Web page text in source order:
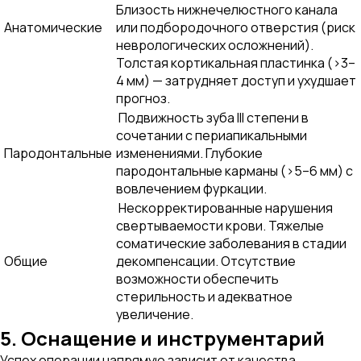
Анатомические
Близость нижнечелюстного канала
или подбородочного отверстия (риск
неврологических осложнений).
Толстая кортикальная пластинка (>3–
4 мм) — затрудняет доступ и ухудшает
прогноз.
Пародонтальные
Подвижность зуба III степени в
сочетании с периапикальными
изменениями. Глубокие
пародонтальные карманы (>5–6 мм) с
вовлечением фуркации.
Общие
Нескорректированные нарушения
свертываемости крови. Тяжелые
соматические заболевания в стадии
декомпенсации. Отсутствие
возможности обеспечить
стерильность и адекватное
увеличение.
5. Оснащение и инструментарий